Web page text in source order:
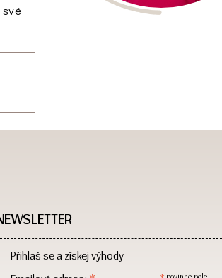
Přihlaš se a získej výhody